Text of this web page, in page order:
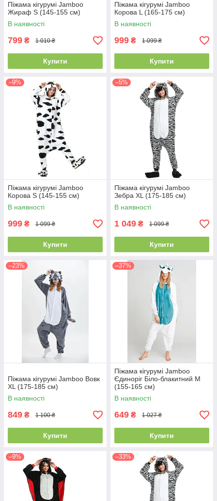
Піжама кігурумі Jamboo
Жираф S (145-155 см)
В наявності
799 ₴ 1 010 ₴
Купити
Піжама кігурумі Jamboo
Корова L (165-175 см)
В наявності
999 ₴ 1 099 ₴
Купити
–9%
Піжама кігурумі Jamboo
Корова S (145-155 см)
В наявності
999 ₴ 1 099 ₴
Купити
–5%
Піжама кігурумі Jamboo
Зебра XL (175-185 см)
В наявності
1 049 ₴ 1 099 ₴
Купити
–23%
Піжама кігурумі Jamboo Вовк
XL (175-185 см)
В наявності
849 ₴ 1 100 ₴
Купити
–37%
Піжама кігурумі Jamboo
Єдиноріг Біло-блакитний M
(155-165 см)
В наявності
649 ₴ 1 027 ₴
Купити
–9% –33%